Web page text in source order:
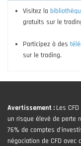
Visitez la
gratuits sur le
Participez à des
sur le trading.
Avertissement : Les
un risque élevé de perte
76% de comptes
négociation de CFD